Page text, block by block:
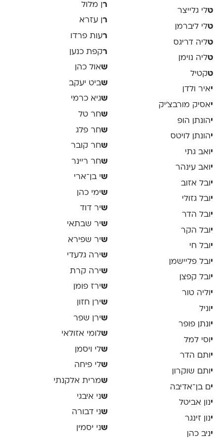
טלי גלייצר
טלי ליברמן
טליה דריגס
טליה נוימן
טקטיל
יאיר ולדן
יאסיק מורבצ'יק
יהונתן הופ
יהונתן לויטס
י ואב גתי
יואב עינהר
י ובל אזוב
יובל גזולי
י ובל הדר
י ובל הקר
יובל חי
י ובל פליישמן
יובל קפצן
י וליה טור
י וניל
יונתן פופר
י וסי למל
יותם הדר
י ותם שוקרון
ים בן־אדיבה
ינון אביטל
ינון זינגר
יניב כהן
ר ן מלול
ר ן עזרא
רעות פרדו
רקפת כנען
שאול כהן
שביט יעקב
שגיא כרמי
שחר טל
שחר פלג
שחר קובר
שחר ריינר
שי בן־ארי
שימי כהן
שיר דוד
שיר שבתאי
שיר שפירא
שירה גלעדי
שירה קרת
שירז פומן
שירן חזון
שירן שפר
שלומי אזולאי
שלי ויסמן
שלי פיחה
שמרית אלקנתי
שני איבגי
שני דבורה
שני יסמין